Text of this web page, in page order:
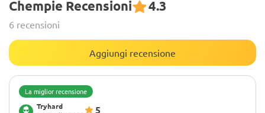
Chempie Recensioni 4.3
6 recensioni
Aggiungi recensione
La miglior recensione
Tryhard
5